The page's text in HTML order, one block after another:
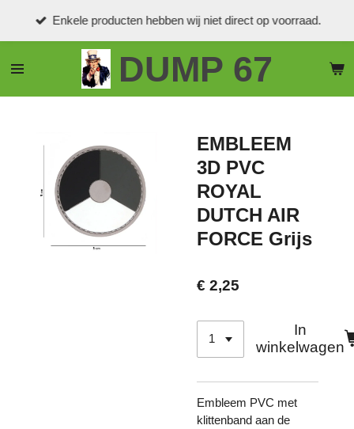
de
DUMP 67
Enkele producten hebben wij niet direct op voorraad.
EMBLEEM
3D PVC
ROYAL
DUTCH AIR
FORCE Grijs
€ 2,25
In
winkelwagen
Embleem PVC met
klittenband aan de